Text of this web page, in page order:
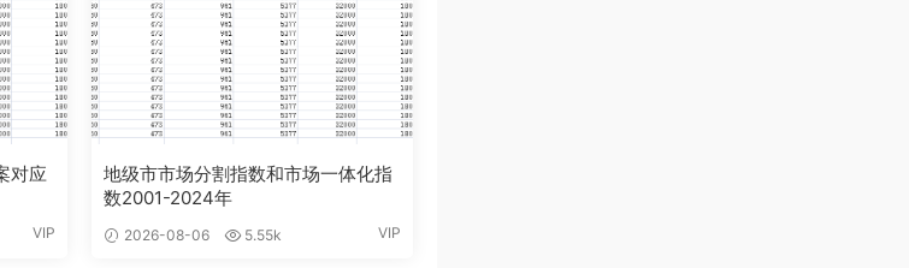
对应
VIP
地级市市场分割指数和市场一体化指
数2001-2024年
2026-08-06 5.55k VIP